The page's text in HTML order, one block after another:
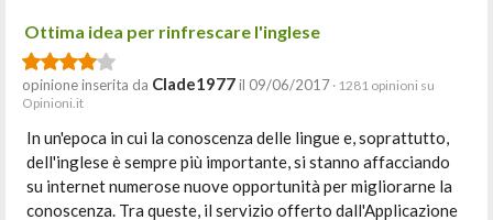
Ottima idea per rinfrescare l'inglese
opinione inserita da Clade1977il 09/06/2017 · 1281 opinioni su
Opinioni.it
In un'epoca in cui la conoscenza delle lingue e, soprattutto,
dell'inglese è sempre più importante, si stanno affacciando
su internet numerose nuove opportunità per migliorarne la
conoscenza. Tra queste, il servizio offerto dall'Applicazione